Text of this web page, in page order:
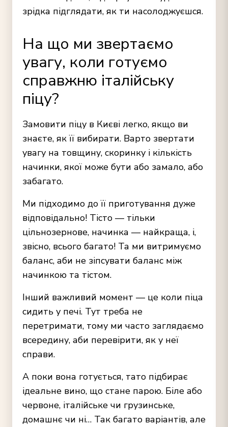
зрідка підглядати, як ти насолоджуєшся.
На що ми звертаємо
увагу, коли готуємо
справжню італійську
піцу?
Замовити піцу в Києві легко, якщо ви
знаєте, як її вибирати. Варто звертати
увагу на товщину, скоринку і кількість
начинки, якої може бути або замало, або
забагато.
Ми підходимо до її приготування дуже
відповідально! Тісто — тільки
цільнозернове, начинка — найкраща, і,
звісно, всього багато! Та ми витримуємо
баланс, аби не зіпсувати баланс між
начинкою та тістом.
Інший важливий момент — це коли піца
сидить у печі. Тут треба не
перетримати, тому ми часто заглядаємо
всередину, аби перевірити, як у неї
справи.
А поки вона готується, тато підбирає
ідеальне вино, що стане парою. Біле або
червоне, італійське чи грузинське,
домашнє чи ні… Так багато варіантів, але